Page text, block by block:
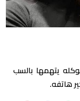
يتهمها بالسب
هاتفه.